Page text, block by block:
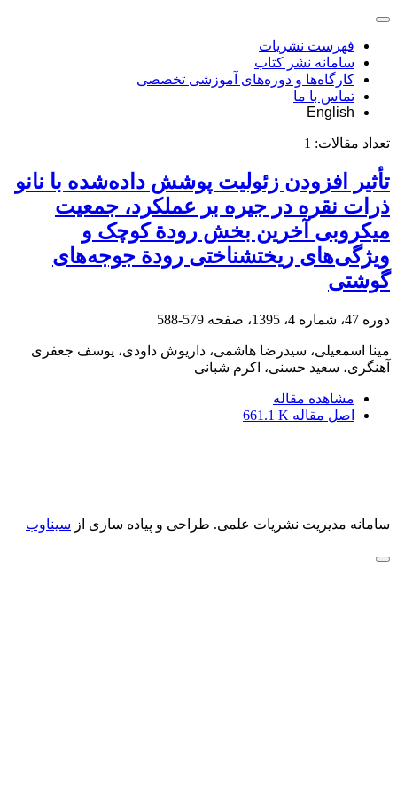
فهرست نشریات
سامانه نشر کتاب
کارگاه‌ها و دوره‌های آموزشی تخصصی
تماس با ما
English
تعداد مقالات: 1
تأثیر افزودن زئولیت پوشش داده‌شده با نانو
ذرات نقره در جیره بر عملکرد، جمعیت
میکروبی آخرین بخش رودة کوچک و
ویژگی‌های ریختشناختی رودة جوجه‌های
گوشتی
دوره 47، شماره 4، 1395، صفحه 579-588
مینا اسمعیلی، سیدرضا هاشمی، داریوش داودی، یوسف جعفری
آهنگری، سعید حسنی، اکرم شبانی
مشاهده مقاله
اصل مقاله 661.1 K
سامانه مدیریت نشریات علمی. طراحی و پیاده سازی از سیناوب